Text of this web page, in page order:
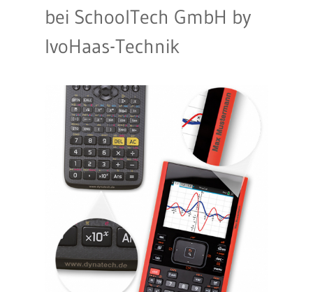
bei SchoolTech GmbH by
IvoHaas-Technik